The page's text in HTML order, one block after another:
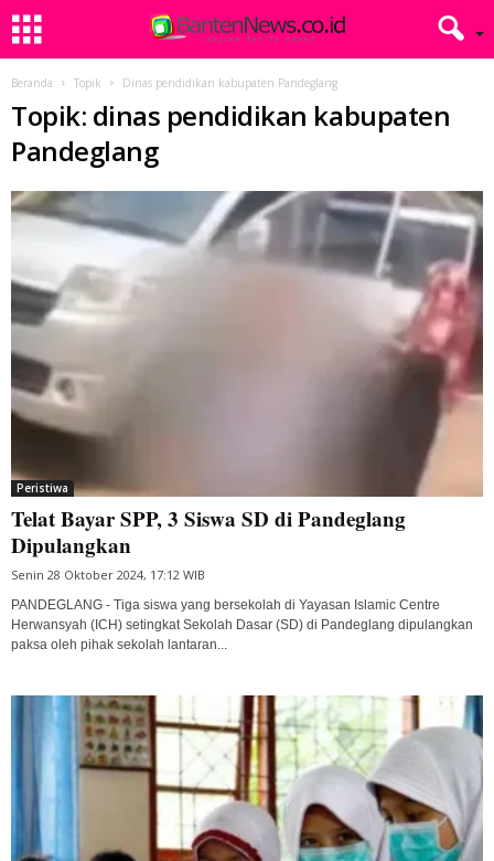
Beranda Topik Dinas pendidikan kabupaten Pandeglang
Topik: dinas pendidikan kabupaten
Pandeglang
Peristiwa
Telat Bayar SPP, 3 Siswa SD di Pandeglang
Dipulangkan
Senin 28 Oktober 2024, 17:12 WIB
PANDEGLANG - Tiga siswa yang bersekolah di Yayasan Islamic Centre
Herwansyah (ICH) setingkat Sekolah Dasar (SD) di Pandeglang dipulangkan
paksa oleh pihak sekolah lantaran...